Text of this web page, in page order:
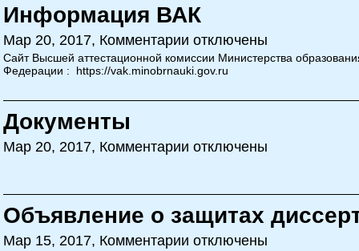
Информация ВАК
Мар 20, 2017, Комментарии отключены
Сайт Высшей аттестационной комиссии Министерства
Федерации : https://vak.minobrnauki.gov.ru
Документы
Мар 20, 2017, Комментарии отключены
Объявление о защитах
Мар 15, 2017, Комментарии отключены